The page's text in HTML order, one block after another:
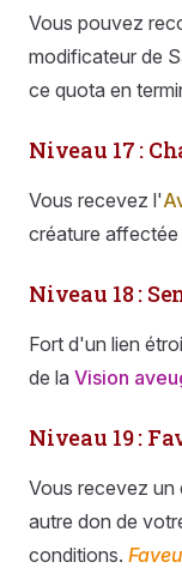
Vous pouvez
modificateur de
ce quota en
Niveau 17 :
Vous recevez l'
créature
Niveau 18 :
Fort d'un lien
de la Vision
Niveau 19 :
Vous recevez un
autre don de
conditions.